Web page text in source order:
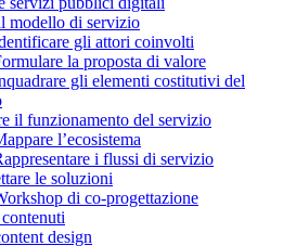
modello di servizio
gli attori coinvolti
la proposta di valore
gli elementi costitutivi del
il funzionamento del servizio
l’ecosistema
i flussi di servizio
le soluzioni
di co-progettazione
design